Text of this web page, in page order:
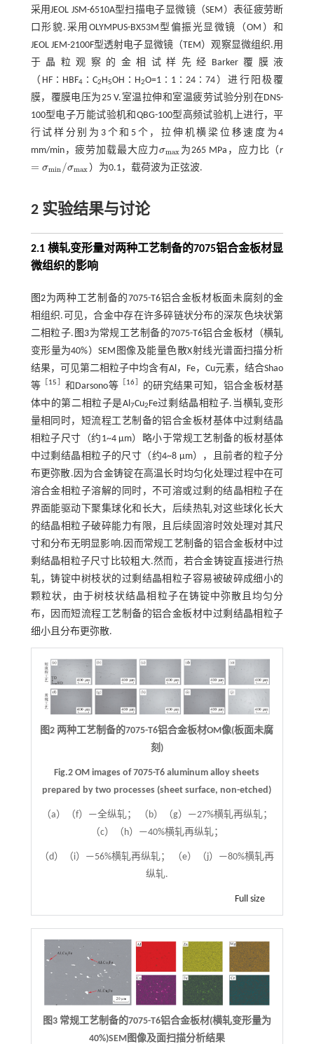
采用JEOL JSM-6510A型扫描电子显微镜（SEM）表征疲劳断
口形貌.采用OLYMPUS-BX53M型偏振光显微镜（OM）和
JEOL JEM-2100F型透射电子显微镜（TEM）观察显微组织.用
于晶粒观察的金相试样先经Barker覆膜液
（HF∶HBF4∶C2H5OH∶H2O=1∶1∶24∶74）进行阳极覆
膜，覆膜电压为25 V.室温拉伸和室温疲劳试验分别在DNS-
100型电子万能试验机和QBG-100型高频试验机上进行，平
行试样分别为3个和5个，拉伸机横梁位移速度为4
mm/min，疲劳加载最大应力σmax
σmax 为265 MPa，应力比（r
= σmin /σmax
=σ min/σmax ）为0.1，载荷波为正弦波.
2 实验结果与讨论
2.1 横轧变形量对两种工艺制备的7075铝合金板材显
微组织的影响
图2为两种工艺制备的7075-T6铝合金板材板面未腐刻的金
相组织.可见，合金中存在许多碎链状分布的深灰色块状第
二相粒子. 图3为常规工艺制备的7075-T6铝合金板材（横轧
变形量为40%）SEM图像及能量色散X射线光谱面扫描分析
结果，可见第二相粒子中均含有Al，Fe，Cu元素，结合Shao
等［15］ 和Darsono等 ［16］ 的研究结果可知，铝合金板材基
体中的第二相粒子是Al 7Cu2Fe过剩结晶相粒子.当横轧变形
量相同时，短流程工艺制备的铝合金板材基体中过剩结晶
相粒子尺寸（约1~4 μm）略小于常规工艺制备的板材基体
中过剩结晶相粒子的尺寸（约4~8 μm），且前者的粒子分
布更弥散.因为合金铸锭在高温长时均匀化处理过程中在可
溶合金相粒子溶解的同时，不可溶或过剩的结晶相粒子在
界面能驱动下聚集球化和长大，后续热轧对这些球化长大
的结晶相粒子破碎能力有限，且后续固溶时效处理对其尺
寸和分布无明显影响.因而常规工艺制备的铝合金板材中过
剩结晶相粒子尺寸比较粗大.然而，若合金铸锭直接进行热
轧，铸锭中树枝状的过剩结晶相粒子容易被破碎成细小的
颗粒状，由于树枝状结晶相粒子在铸锭中弥散且均匀分
布，因而短流程工艺制备的铝合金板材中过剩结晶相粒子
细小且分布更弥散.
图2 两种工艺制备的7075-T6铝合金板材OM像(板面未腐
刻)
Fig.2 OM images of 7075-T6 aluminum alloy sheets
prepared by two processes (sheet surface, non-etched)
（a）（f）—全纵轧； （b）（g）—27%横轧再纵轧；
（c）（h）—40%横轧再纵轧；
（d）（i）—56%横轧再纵轧； （e）（j）—80%横轧再
纵轧.
Full size
图3 常规工艺制备的7075-T6铝合金板材(横轧变形量为
40%)SEM图像及面扫描分析结果